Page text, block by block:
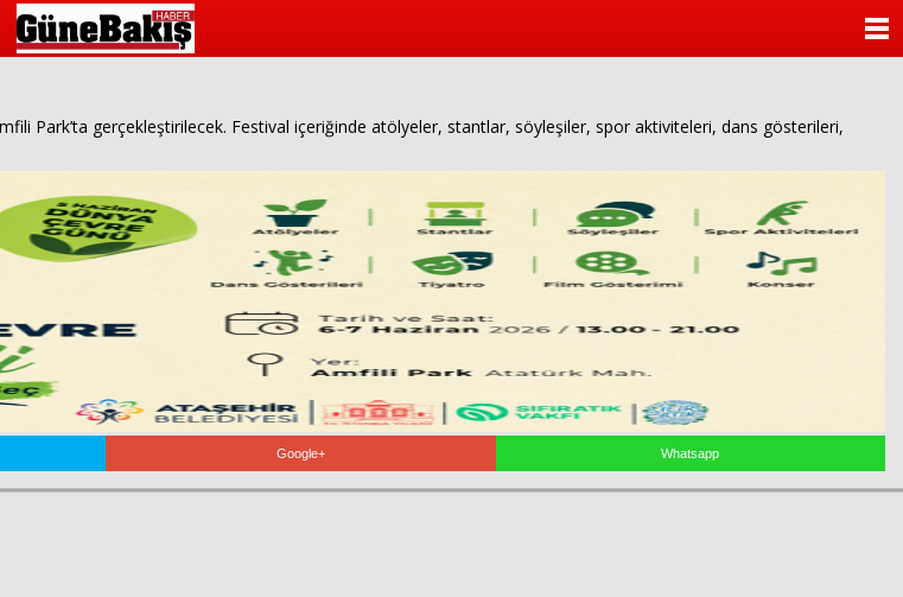
Park’ta gerçekleştirilecek. Festival içeriğinde atölyeler, stantlar, söyleşiler, spor aktiviteleri, dans gösterileri,
Google+ Whatsapp
ANKETLER
FOTO GALERİ
İLETİŞİM